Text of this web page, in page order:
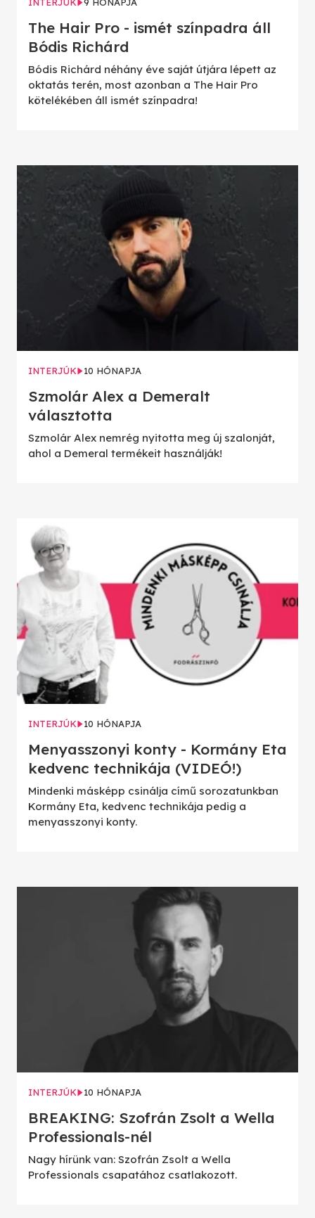
The Hair Pro - ismét színpadra áll
Bódis Richárd
Bódis Richárd néhány éve saját útjára lépett az
oktatás terén, most azonban a The Hair Pro
kötelékében áll ismét színpadra!
INTERJÚK 10 HÓNAPJA
Szmolár Alex a Demeralt
választotta
Szmolár Alex nemrég nyitotta meg új szalonját,
ahol a Demeral termékeit használják!
INTERJÚK 10 HÓNAPJA
Menyasszonyi konty - Kormány Eta
kedvenc technikája (VIDEÓ!)
Mindenki másképp csinálja című sorozatunkban
Kormány Eta, kedvenc technikája pedig a
menyasszonyi konty.
INTERJÚK 10 HÓNAPJA
BREAKING: Szofrán Zsolt a Wella
Professionals-nél
Nagy hírünk van: Szofrán Zsolt a Wella
Professionals csapatához csatlakozott.